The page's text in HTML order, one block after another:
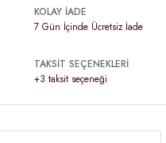
KOLAY İADE
7 Gün İçinde Ücretsiz İade
TAKSİT SEÇENEKLERİ
+3 taksit seçeneği